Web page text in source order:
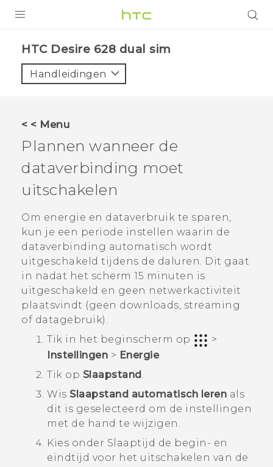
VIVE
AANBIEDINGEN
HTC Club
SUPPORT
HTC-apparaten & -accessoires
VIVERSE
Aanmelden
HTC Desire 628 dual sim‎
Handleidingen
< < Menu
Plannen wanneer de
dataverbinding moet
uitschakelen
Om energie en dataverbruik te sparen,
kun je een periode instellen waarin de
dataverbinding automatisch wordt
uitgeschakeld tijdens de daluren. Dit gaat
in nadat het scherm 15 minuten is
uitgeschakeld en geen netwerkactiviteit
plaatsvindt (geen downloads, streaming
of datagebruik).
Tik in het beginscherm op
>
Instellingen > Energie.
Tik op Slaapstand
Wis Slaapstand automatisch leren als
dit is geselecteerd om de instellingen
met de hand te wijzigen.
Kies onder Slaaptijd de begin- en
eindtijd voor het uitschakelen van de